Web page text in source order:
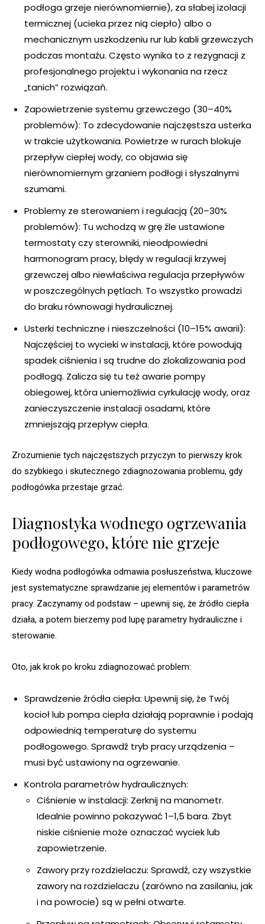
podłoga grzeje nierównomiernie), za słabej izolacji
termicznej (ucieka przez nią ciepło) albo o
mechanicznym uszkodzeniu rur lub kabli grzewczych
podczas montażu. Często wynika to z rezygnacji z
profesjonalnego projektu i wykonania na rzecz
„tanich” rozwiązań.
Zapowietrzenie systemu grzewczego (30–40%
problemów): To zdecydowanie najczęstsza usterka
w trakcie użytkowania. Powietrze w rurach blokuje
przepływ ciepłej wody, co objawia się
nierównomiernym grzaniem podłogi i słyszalnymi
szumami.
Problemy ze sterowaniem i regulacją (20–30%
problemów): Tu wchodzą w grę źle ustawione
termostaty czy sterowniki, nieodpowiedni
harmonogram pracy, błędy w regulacji krzywej
grzewczej albo niewłaściwa regulacja przepływów
w poszczególnych pętlach. To wszystko prowadzi
do braku równowagi hydraulicznej.
Usterki techniczne i nieszczelności (10–15% awarii):
Najczęściej to wycieki w instalacji, które powodują
spadek ciśnienia i są trudne do zlokalizowania pod
podłogą. Zalicza się tu też awarie pompy
obiegowej, która uniemożliwia cyrkulację wody, oraz
zanieczyszczenie instalacji osadami, które
zmniejszają przepływ ciepła.
Zrozumienie tych najczęstszych przyczyn to pierwszy krok
do szybkiego i skutecznego zdiagnozowania problemu, gdy
podłogówka przestaje grzać.
Diagnostyka wodnego ogrzewania
podłogowego, które nie grzeje
Kiedy wodna podłogówka odmawia posłuszeństwa, kluczowe
jest systematyczne sprawdzanie jej elementów i parametrów
pracy. Zaczynamy od podstaw – upewnij się, że źródło ciepła
działa, a potem bierzemy pod lupę parametry hydrauliczne i
sterowanie.
Oto, jak krok po kroku zdiagnozować problem:
Sprawdzenie źródła ciepła: Upewnij się, że Twój
kocioł lub pompa ciepła działają poprawnie i podają
odpowiednią temperaturę do systemu
podłogowego. Sprawdź tryb pracy urządzenia –
musi być ustawiony na ogrzewanie.
Kontrola parametrów hydraulicznych:
Ciśnienie w instalacji: Zerknij na manometr.
Idealnie powinno pokazywać 1–1,5 bara. Zbyt
niskie ciśnienie może oznaczać wyciek lub
zapowietrzenie.
Zawory przy rozdzielaczu: Sprawdź, czy wszystkie
zawory na rozdzielaczu (zarówno na zasilaniu, jak
i na powrocie) są w pełni otwarte.